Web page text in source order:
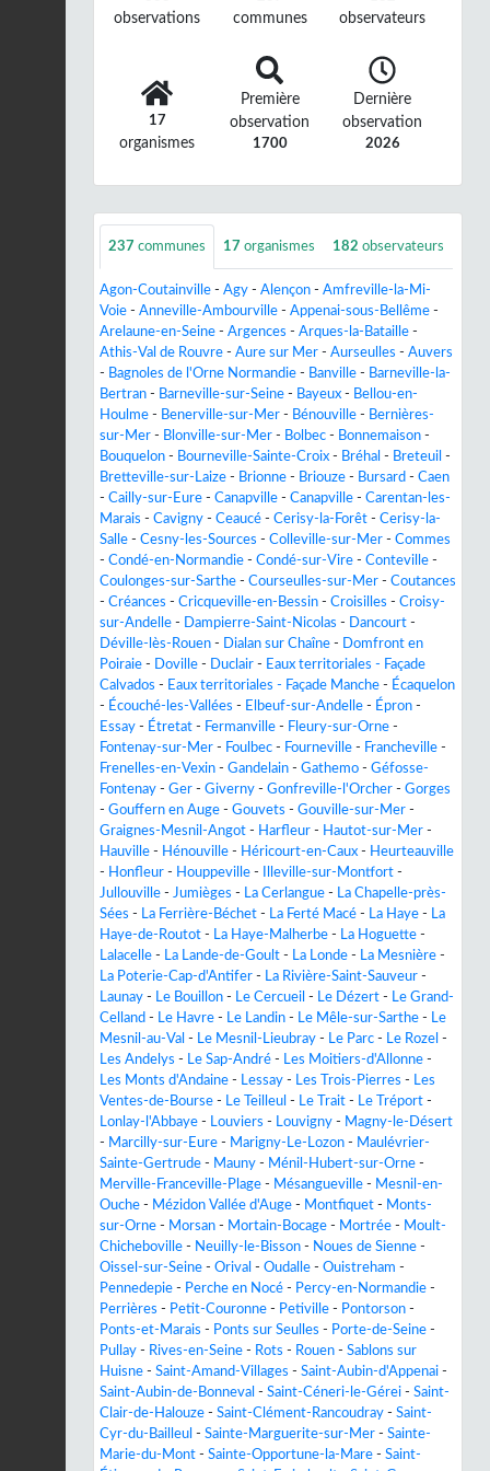
observations communes observateurs
17
organismes
Première
observation
1700
Dernière
observation
2026
237 communes 17 organismes 182 observateurs
Agon-Coutainville - Agy - Alençon - Amfreville-la-Mi-
Voie - Anneville-Ambourville - Appenai-sous-Bellême -
Arelaune-en-Seine - Argences - Arques-la-Bataille -
Athis-Val de Rouvre - Aure sur Mer - Aurseulles - Auvers
- Bagnoles de l'Orne Normandie - Banville - Barneville-la-
Bertran - Barneville-sur-Seine - Bayeux - Bellou-en-
Houlme - Benerville-sur-Mer - Bénouville - Bernières-
sur-Mer - Blonville-sur-Mer - Bolbec - Bonnemaison -
Bouquelon - Bourneville-Sainte-Croix - Bréhal - Breteuil -
Bretteville-sur-Laize - Brionne - Briouze - Bursard - Caen
- Cailly-sur-Eure - Canapville - Canapville - Carentan-les-
Marais - Cavigny - Ceaucé - Cerisy-la-Forêt - Cerisy-la-
Salle - Cesny-les-Sources - Colleville-sur-Mer - Commes
- Condé-en-Normandie - Condé-sur-Vire - Conteville -
Coulonges-sur-Sarthe - Courseulles-sur-Mer - Coutances
- Créances - Cricqueville-en-Bessin - Croisilles - Croisy-
sur-Andelle - Dampierre-Saint-Nicolas - Dancourt -
Déville-lès-Rouen - Dialan sur Chaîne -
Domfront en
Poiraie - Doville - Duclair - Eaux territoriales - Façade
Calvados - Eaux territoriales - Façade Manche - Écaquelon
- Écouché-les-Vallées - Elbeuf-sur-Andelle - Épron -
Essay - Étretat - Fermanville - Fleury-sur-Orne -
Fontenay-sur-Mer - Foulbec - Fourneville - Francheville -
Frenelles-en-Vexin - Gandelain - Gathemo - Géfosse-
Fontenay - Ger - Giverny - Gonfreville-l'Orcher - Gorges
- Gouffern en Auge - Gouvets - Gouville-sur-Mer -
Graignes-Mesnil-Angot - Harfleur - Hautot-sur-Mer -
Hauville - Hénouville - Héricourt-en-Caux - Heurteauville
- Honfleur - Houppeville - Illeville-sur-Montfort -
Jullouville - Jumièges - La Cerlangue - La Chapelle-près-
Sées - La Ferrière-Béchet - La Ferté Macé - La Haye - La
Haye-de-Routot - La Haye-Malherbe - La Hoguette -
Lalacelle - La Lande-de-Goult - La Londe - La Mesnière -
La Poterie-Cap-d'Antifer - La Rivière-Saint-Sauveur -
Launay - Le Bouillon - Le Cercueil - Le Dézert - Le Grand-
Celland - Le Havre - Le Landin - Le Mêle-sur-Sarthe - Le
Mesnil-au-Val - Le Mesnil-Lieubray - Le Parc - Le Rozel -
Les Andelys - Le Sap-André - Les Moitiers-d'Allonne -
Les Monts d'Andaine - Lessay - Les Trois-Pierres - Les
Ventes-de-Bourse - Le Teilleul - Le Trait - Le Tréport -
Lonlay-l'Abbaye - Louviers - Louvigny - Magny-le-Désert
- Marcilly-sur-Eure - Marigny-Le-Lozon - Maulévrier-
Sainte-Gertrude - Mauny - Ménil-Hubert-sur-Orne -
Merville-Franceville-Plage - Mésangueville - Mesnil-en-
Ouche - Mézidon Vallée d'Auge - Montfiquet - Monts-
sur-Orne - Morsan - Mortain-Bocage - Mortrée - Moult-
Chicheboville - Neuilly-le-Bisson - Noues de Sienne -
Oissel-sur-Seine - Orival - Oudalle - Ouistreham -
Pennedepie - Perche en Nocé - Percy-en-Normandie -
Perrières - Petit-Couronne - Petiville - Pontorson -
Ponts-et-Marais - Ponts sur Seulles - Porte-de-Seine -
Pullay - Rives-en-Seine - Rots - Rouen - Sablons sur
Huisne - Saint-Amand-Villages - Saint-Aubin-d'Appenai -
Saint-Aubin-de-Bonneval - Saint-Céneri-le-Gérei - Saint-
Clair-de-Halouze - Saint-Clément-Rancoudray - Saint-
Cyr-du-Bailleul - Sainte-Marguerite-sur-Mer - Sainte-
Marie-du-Mont - Sainte-Opportune-la-Mare - Saint-